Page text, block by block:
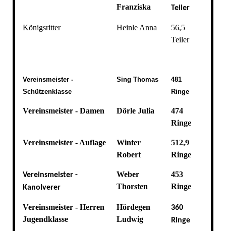
Franziska
Teiler
Königsritter Heinle Anna
56,5
Teiler
Vereinsmeister -
Schützenklasse
Sing Thomas
481
Ringe
Vereinsmeister - Damen Dörle Julia
474
Ringe
Vereinsmeister - Auflage
Winter
Robert
512,9
Ringe
Vereinsmeister -
Kanolverer
Weber
Thorsten
453
Ringe
Vereinsmeister - Herren
Jugendklasse
Hördegen
Ludwig
360
Ringe